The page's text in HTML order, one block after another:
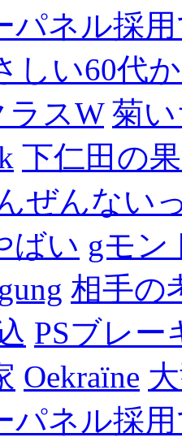
パネル採
しい60代
ラスW 菊
下仁田の
ぜんない
ばい gモン
相手の
PSブレー
Oekraïne
パネル採